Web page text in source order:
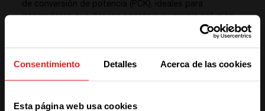
Consentimiento Detalles Acerca de las cookies
Esta página web usa cookies
de conversión de potencia (PCK), ideales para
integradores que desean construir su propia solución.